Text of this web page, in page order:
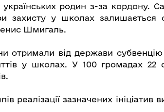
родин з-за кордону.
захисту у школах залишається
Шмигаль.
отримали від держави
у школах. У 100 громадах 22
реалізації зазначених ініціатив